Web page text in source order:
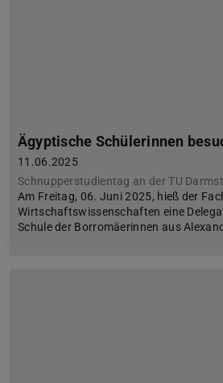
Ägyptische Schülerinnen
11.06.2025
Schnupperstudientag an der TU
Am Freitag, 06. Juni 2025, hieß der
Wirtschaftswissenschaften eine
Schule der Borromäerinnen aus